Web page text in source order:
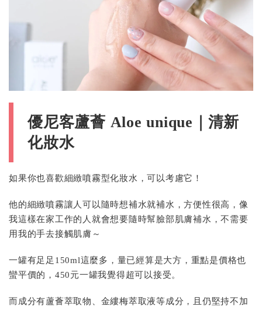
優尼客蘆薈 Aloe unique｜清新
化妝水
如果你也喜歡細緻噴霧型化妝水，可以考慮它！
他的細緻噴霧讓人可以隨時想補水就補水，方便性很高，像
我這樣在家工作的人就會想要隨時幫臉部肌膚補水，不需要
用我的手去接觸肌膚～
一罐有足足150ml這麼多，量已經算是大方，重點是價格也
蠻平價的，450元一罐我覺得超可以接受。
而成分有蘆薈萃取物、金縷梅萃取液等成分，且仍堅持不加